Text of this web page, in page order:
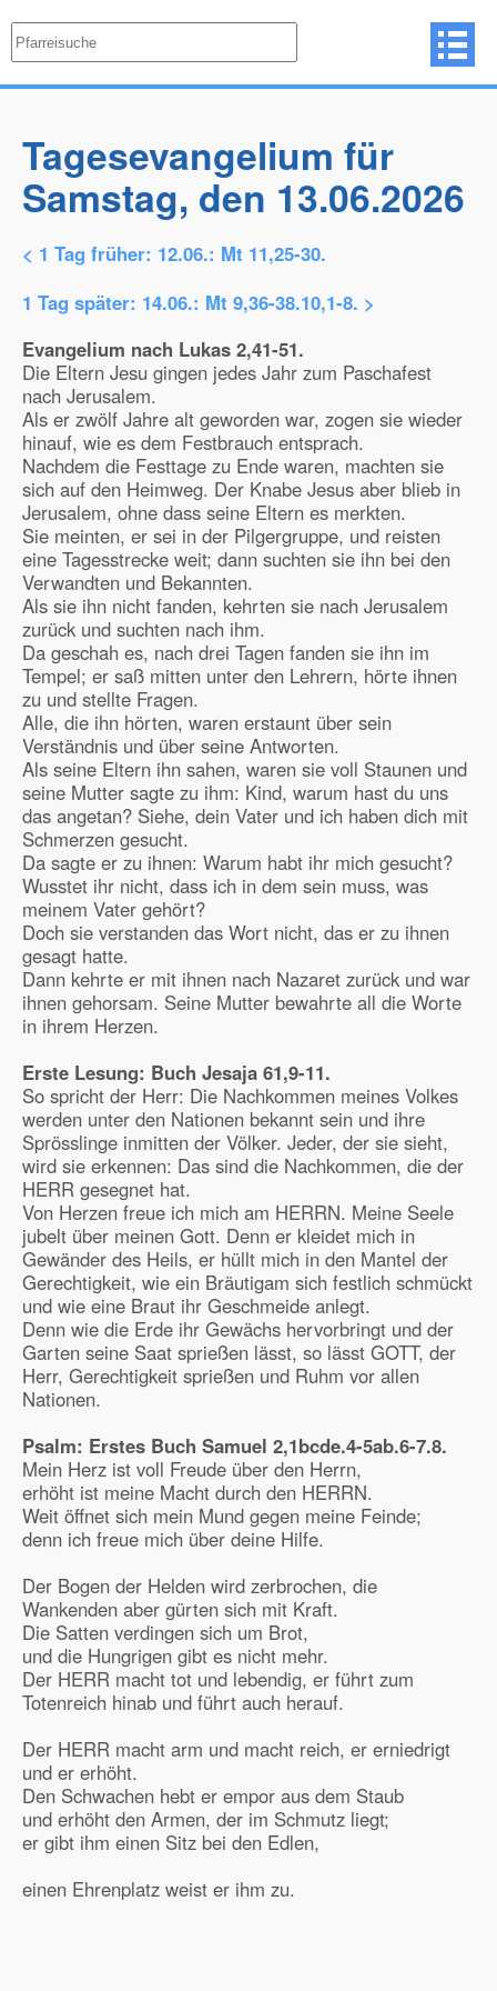
Tagesevangelium für
Samstag, den 13.06.2026
< 1 Tag früher: 12.06.: Mt 11,25-30.
1 Tag später: 14.06.: Mt 9,36-38.10,1-8. >
Evangelium nach Lukas 2,41-51.
Die Eltern Jesu gingen jedes Jahr zum Paschafest
nach Jerusalem.
Als er zwölf Jahre alt geworden war, zogen sie wieder
hinauf, wie es dem Festbrauch entsprach.
Nachdem die Festtage zu Ende waren, machten sie
sich auf den Heimweg. Der Knabe Jesus aber blieb in
Jerusalem, ohne dass seine Eltern es merkten.
Sie meinten, er sei in der Pilgergruppe, und reisten
eine Tagesstrecke weit; dann suchten sie ihn bei den
Verwandten und Bekannten.
Als sie ihn nicht fanden, kehrten sie nach Jerusalem
zurück und suchten nach ihm.
Da geschah es, nach drei Tagen fanden sie ihn im
Tempel; er saß mitten unter den Lehrern, hörte ihnen
zu und stellte Fragen.
Alle, die ihn hörten, waren erstaunt über sein
Verständnis und über seine Antworten.
Als seine Eltern ihn sahen, waren sie voll Staunen und
seine Mutter sagte zu ihm: Kind, warum hast du uns
das angetan? Siehe, dein Vater und ich haben dich mit
Schmerzen gesucht.
Da sagte er zu ihnen: Warum habt ihr mich gesucht?
Wusstet ihr nicht, dass ich in dem sein muss, was
meinem Vater gehört?
Doch sie verstanden das Wort nicht, das er zu ihnen
gesagt hatte.
Dann kehrte er mit ihnen nach Nazaret zurück und war
ihnen gehorsam. Seine Mutter bewahrte all die Worte
in ihrem Herzen.
Erste Lesung: Buch Jesaja 61,9-11.
So spricht der Herr: Die Nachkommen meines Volkes
werden unter den Nationen bekannt sein und ihre
Sprösslinge inmitten der Völker. Jeder, der sie sieht,
wird sie erkennen: Das sind die Nachkommen, die der
HERR gesegnet hat.
Von Herzen freue ich mich am HERRN. Meine Seele
jubelt über meinen Gott. Denn er kleidet mich in
Gewänder des Heils, er hüllt mich in den Mantel der
Gerechtigkeit, wie ein Bräutigam sich festlich schmückt
und wie eine Braut ihr Geschmeide anlegt.
Denn wie die Erde ihr Gewächs hervorbringt und der
Garten seine Saat sprießen lässt, so lässt GOTT, der
Herr, Gerechtigkeit sprießen und Ruhm vor allen
Nationen.
Psalm: Erstes Buch Samuel 2,1bcde.4-5ab.6-7.8.
Mein Herz ist voll Freude über den Herrn,
erhöht ist meine Macht durch den HERRN.
Weit öffnet sich mein Mund gegen meine Feinde;
denn ich freue mich über deine Hilfe.
Der Bogen der Helden wird zerbrochen, die
Wankenden aber gürten sich mit Kraft.
Die Satten verdingen sich um Brot,
und die Hungrigen gibt es nicht mehr.
Der HERR macht tot und lebendig, er führt zum
Totenreich hinab und führt auch herauf.
Der HERR macht arm und macht reich, er erniedrigt
und er erhöht.
Den Schwachen hebt er empor aus dem Staub
und erhöht den Armen, der im Schmutz liegt;
er gibt ihm einen Sitz bei den Edlen,
einen Ehrenplatz weist er ihm zu.